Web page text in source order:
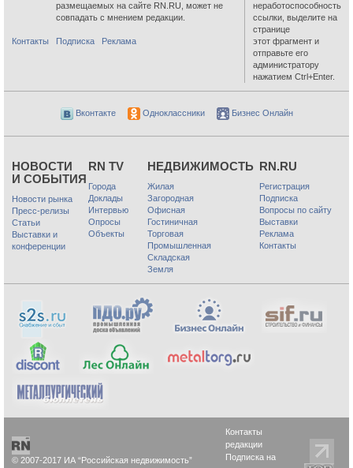
размещаемых на сайте RN.RU, может не
совпадать с мнением редакции.
Контакты Подписка Реклама
неработоспособность
ссылки, выделите на
странице
этот фрагмент и
отправьте его
администратору
нажатием Ctrl+Enter.
Вконтакте Одноклассники Бизнес Онлайн
НОВОСТИ
И СОБЫТИЯ
Новости рынка
Пресс-релизы
Статьи
Выставки и
конференции
RN TV
Города
Доклады
Интервью
Опросы
Объекты
НЕДВИЖИМОСТЬ
Жилая
Загородная
Офисная
Гостиничная
Торговая
Промышленная
Складская
Земля
RN.RU
Регистрация
Подписка
Вопросы по сайту
Выставки
Реклама
Контакты
© 2007-2017 ИА “Российская недвижимость”
Контакты
редакции
Подписка на